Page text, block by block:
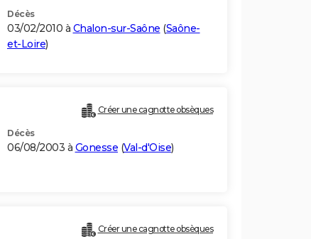
Décès
03/02/2010 à Chalon-sur-Saône (Saône-
et-Loire)
Créer une cagnotte obsèques
Décès
06/08/2003 à Gonesse (Val-d'Oise)
Créer une cagnotte obsèques